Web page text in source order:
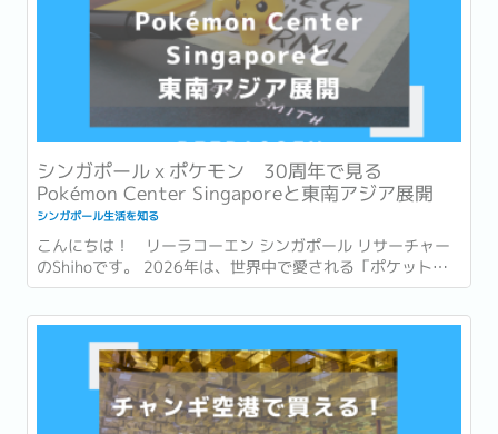
シンガポールｘポケモン 30周年で見る
Pokémon Center Singaporeと東南アジア展開
シンガポール生活を知る
こんにちは！ リーラコーエン シンガポール リサーチャー
のShihoです。 2026年は、世界中で愛される「ポケットモ
ンスター (ポケモン)」が誕生して30周年という節目の年で
す。 ゲームやアニメ、カードゲームなど、幅広い世代に親し
まれ、日本を代表するコンテンツの一つとなったポケモ